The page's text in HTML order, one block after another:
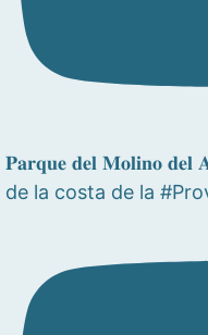
𝐏𝐚𝐫𝐪𝐮𝐞 𝐝𝐞𝐥 𝐌𝐨𝐥𝐢𝐧𝐨
de la costa de la